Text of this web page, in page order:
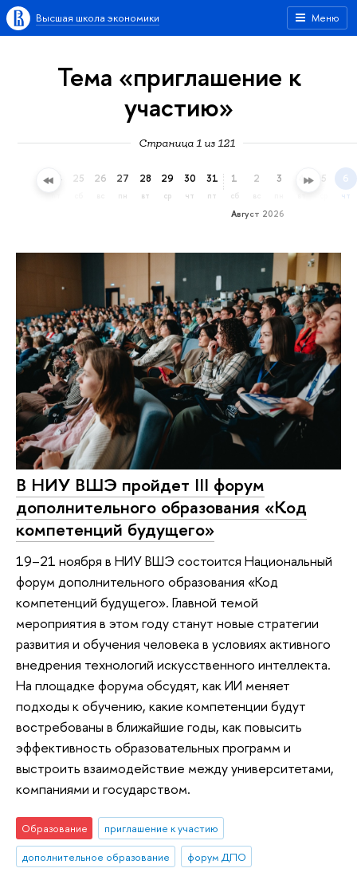
Меню
Высшая школа экономики
Тема «приглашение к
участию»
Страница 1 из 121
24 25 26 27
пн
28
вт
29
ср
30
чт
31
пт
Август 2026
1
сб
2 3 4 5 6
чт
В НИУ ВШЭ пройдет III форум
дополнительного образования «Код
компетенций будущего»
19–21 ноября в НИУ ВШЭ состоится Национальный
форум дополнительного образования «Код
компетенций будущего». Главной темой
мероприятия в этом году станут новые стратегии
развития и обучения человека в условиях активного
внедрения технологий искусственного интеллекта.
На площадке форума обсудят, как ИИ меняет
подходы к обучению, какие компетенции будут
востребованы в ближайшие годы, как повысить
эффективность образовательных программ и
выстроить взаимодействие между университетами,
компаниями и государством.
Образование
приглашение к участию
дополнительное образование
форум ДПО